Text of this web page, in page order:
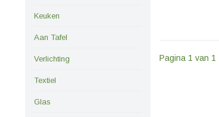
Keuken
Aan Tafel
Verlichting
Textiel
Glas
Pagina 1 van 1